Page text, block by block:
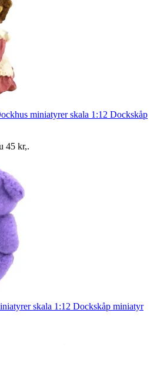
miniatyrer skala 1:12 Dockskåp
45 kr,.
skala 1:12 Dockskåp miniatyr